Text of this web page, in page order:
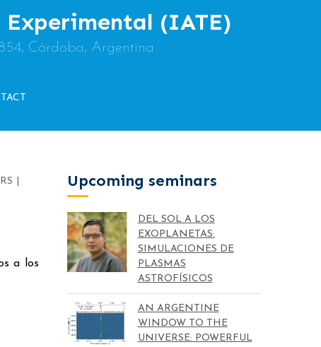
(IATE)
Córdoba, Argentina
a los
Upcoming seminars
DEL SOL A LOS
EXOPLANETAS:
SIMULACIONES DE
PLASMAS
ASTROFÍSICOS
AN ARGENTINE
WINDOW TO THE
UNIVERSE: POWERFUL